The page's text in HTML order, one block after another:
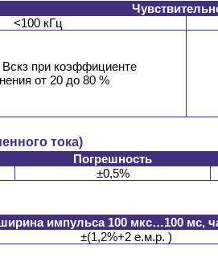
<100 кГц
при коэффициенте
от 20 до 80 %
тока)
Погрешность
±0,5%
импульса 100 мкс…100 мс,
±(1,2%+2 е.м.р. )